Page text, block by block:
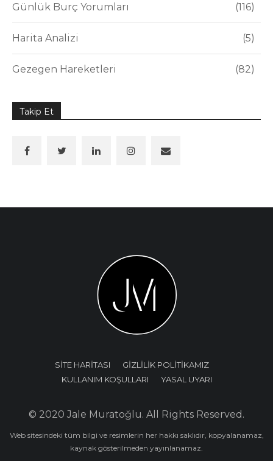
Günlük Burç Yorumları 116
Harita Analizi 5
Gezegen Hareketleri 82
Takip Et
SİTE HARİTASI
GİZLİLİK POLİTİKAMIZ
KULLANIM KOŞULLARI
YASAL UYARI
© 2020 Jale Muratoğlu. All Rights Reserved.
Web sitesindeki tüm bilgi ve resimlerin her hakkı saklıdır, kopyalanamaz,
kaynak gösterilmeden yayınlanamaz.